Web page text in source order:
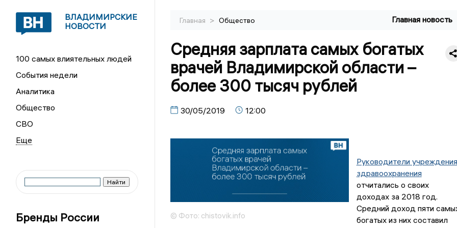
ВЛАДИМИРСКИЕ
НОВОСТИ
100 самых влиятельных людей
События недели
Аналитика
Общество
СВО
Бренды России
Главная > Общество Главная новость
Средняя зарплата самых богатых
врачей Владимирской области –
более 300 тысяч рублей
30/05/2019 12:00
© Фото: chistovik.info
Руководители учреждения
здравоохранения
отчитались о своих
доходах за 2018 год.
Средний доход пяти
богатых из них составил